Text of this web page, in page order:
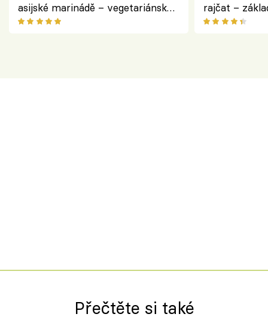
asijské marinádě – vegetariánská
chuťovka z grilu
rajčat –
Přečtěte si také